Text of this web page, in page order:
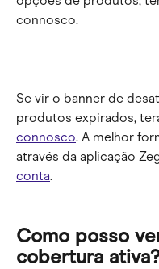
connosco.
Se vir o banner de
produtos expirados,
connosco. A melhor
através da aplicação
conta.
Como posso
cobertura ativa?